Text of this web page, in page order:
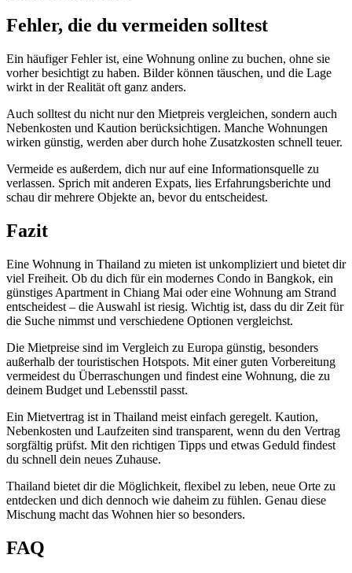
Fehler, die du vermeiden solltest
Ein häufiger Fehler ist, eine Wohnung online zu buchen, ohne sie
vorher besichtigt zu haben. Bilder können täuschen, und die Lage
wirkt in der Realität oft ganz anders.
Auch solltest du nicht nur den Mietpreis vergleichen, sondern auch
Nebenkosten und Kaution berücksichtigen. Manche Wohnungen
wirken günstig, werden aber durch hohe Zusatzkosten schnell teuer.
Vermeide es außerdem, dich nur auf eine Informationsquelle zu
verlassen. Sprich mit anderen Expats, lies Erfahrungsberichte und
schau dir mehrere Objekte an, bevor du entscheidest.
Fazit
Eine Wohnung in Thailand zu mieten ist unkompliziert und bietet dir
viel Freiheit. Ob du dich für ein modernes Condo in Bangkok, ein
günstiges Apartment in Chiang Mai oder eine Wohnung am Strand
entscheidest – die Auswahl ist riesig. Wichtig ist, dass du dir Zeit für
die Suche nimmst und verschiedene Optionen vergleichst.
Die Mietpreise sind im Vergleich zu Europa günstig, besonders
außerhalb der touristischen Hotspots. Mit einer guten Vorbereitung
vermeidest du Überraschungen und findest eine Wohnung, die zu
deinem Budget und Lebensstil passt.
Ein Mietvertrag ist in Thailand meist einfach geregelt. Kaution,
Nebenkosten und Laufzeiten sind transparent, wenn du den Vertrag
sorgfältig prüfst. Mit den richtigen Tipps und etwas Geduld findest
du schnell dein neues Zuhause.
Thailand bietet dir die Möglichkeit, flexibel zu leben, neue Orte zu
entdecken und dich dennoch wie daheim zu fühlen. Genau diese
Mischung macht das Wohnen hier so besonders.
FAQ